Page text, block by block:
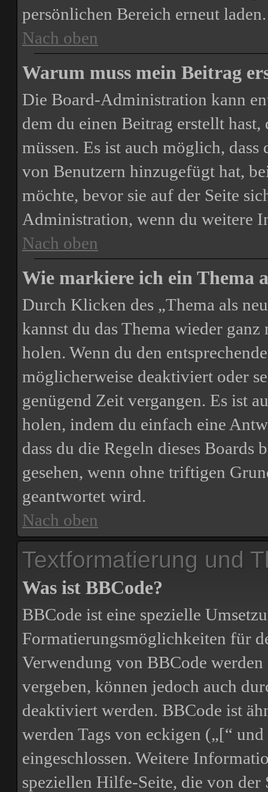
persönlichen Bereich erneut laden.
Nach oben
Warum muss mein Beitrag
Die Board-Administration kann
dem du einen Beitrag erstellt
müssen. Es ist auch möglich,
von Benutzern hinzugefügt hat,
möchte, bevor sie auf der Seite
Administration, wenn du weitere
Nach oben
Wie markiere ich ein Thema
Durch Klicken des „Thema als
kannst du das Thema wieder
holen. Wenn du den
möglicherweise deaktiviert oder
genügend Zeit vergangen. Es ist
holen, indem du einfach eine
dass du die Regeln dieses Boards
gesehen, wenn ohne triftigen
geantwortet wird.
Nach oben
Textformatierung und
Was ist BBCode?
BBCode ist eine spezielle
Formatierungsmöglichkeiten für
Verwendung von BBCode
vergeben, können jedoch auch
deaktiviert werden. BBCode ist
werden Tags von eckigen („[“
eingeschlossen. Weitere
speziellen Hilfe-Seite, die von der